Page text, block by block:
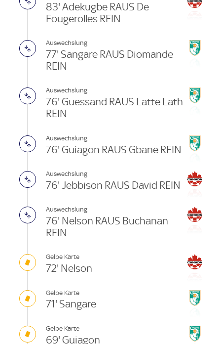
83' Adekugbe RAUS De
Fougerolles REIN
Auswechslung
77' Sangare RAUS Diomande
REIN
Auswechslung
76' Guessand RAUS Latte Lath
REIN
Auswechslung
76' Guiagon RAUS Gbane REIN
Auswechslung
76' Jebbison RAUS David REIN
Auswechslung
76' Nelson RAUS Buchanan
REIN
Gelbe Karte
72' Nelson
Gelbe Karte
71' Sangare
Gelbe Karte
69' Guiagon